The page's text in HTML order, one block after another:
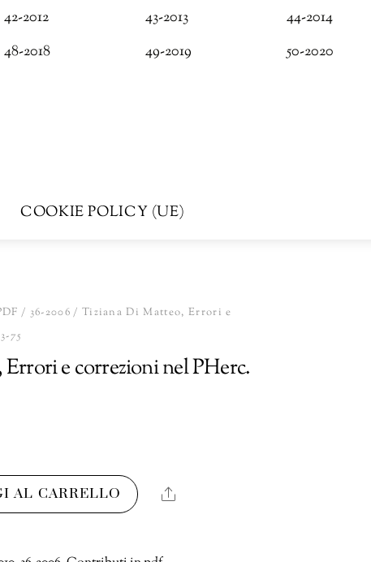
42-2012 43-2013 44-2014
48-2018 49-2019 50-2020
COOKIE POLICY (UE)
/ 36-2006/ Tiziana Di Matteo, Errori e
75
e correzioni nel PHerc.
AL CARRELLO Share